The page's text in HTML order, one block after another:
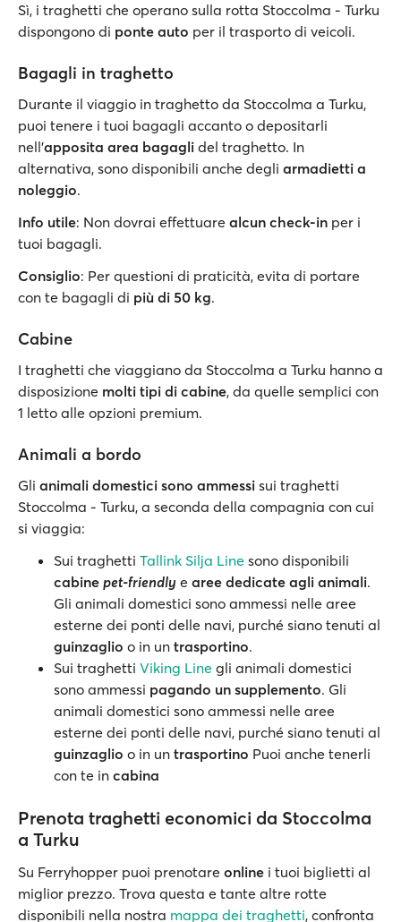
Sì, i traghetti che operano sulla rotta Stoccolma - Turku
dispongono di ponte auto per il trasporto di veicoli.
Bagagli in traghetto
Durante il viaggio in traghetto da Stoccolma a Turku,
puoi tenere i tuoi bagagli accanto o depositarli
nell'apposita area bagagli del traghetto. In
alternativa, sono disponibili anche degli armadietti a
noleggio.
Info utile: Non dovrai effettuare alcun check-in per i
tuoi bagagli.
Consiglio: Per questioni di praticità, evita di portare
con te bagagli di più di 50 kg.
Cabine
I traghetti che viaggiano da Stoccolma a Turku hanno a
disposizione molti tipi di cabine, da quelle semplici con
1 letto alle opzioni premium.
Animali a bordo
Gli animali domestici sono ammessi sui traghetti
Stoccolma - Turku, a seconda della compagnia con cui
si viaggia:
Sui traghetti Tallink Silja Line sono disponibili
cabine pet-friendly e aree dedicate agli animali.
Gli animali domestici sono ammessi nelle aree
esterne dei ponti delle navi, purché siano tenuti al
guinzaglio o in un trasportino.
Sui traghetti Viking Line gli animali domestici
sono ammessi pagando un supplemento. Gli
animali domestici sono ammessi nelle aree
esterne dei ponti delle navi, purché siano tenuti al
guinzaglio o in un trasportino Puoi anche tenerli
con te in cabina
Prenota traghetti economici da Stoccolma
a Turku
Su Ferryhopper puoi prenotare online i tuoi biglietti al
miglior prezzo. Trova questa e tante altre rotte
disponibili nella nostra mappa dei traghetti, confronta